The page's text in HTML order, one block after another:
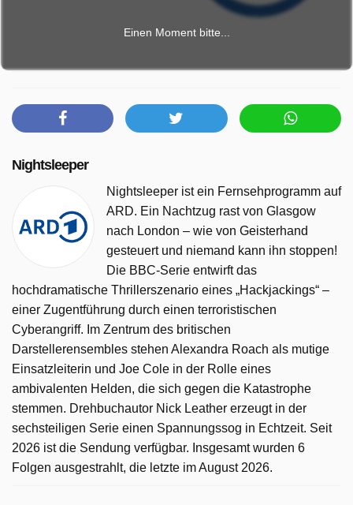
Einen Moment bitte...
Nightsleeper
Nightsleeper ist ein Fernsehprogramm auf
ARD. Ein Nachtzug rast von Glasgow
nach London – wie von Geisterhand
gesteuert und niemand kann ihn stoppen!
Die BBC-Serie entwirft das
hochdramatische Thrillerszenario eines „Hackjackings“ –
einer Zugentführung durch einen terroristischen
Cyberangriff. Im Zentrum des britischen
Darstellerensembles stehen Alexandra Roach als mutige
Einsatzleiterin und Joe Cole in der Rolle eines
ambivalenten Helden, die sich gegen die Katastrophe
stemmen. Drehbuchautor Nick Leather erzeugt in der
sechsteiligen Serie einen Spannungssog in Echtzeit. Seit
2026 ist die Sendung verfügbar. Insgesamt wurden 6
Folgen ausgestrahlt, die letzte im August 2026.